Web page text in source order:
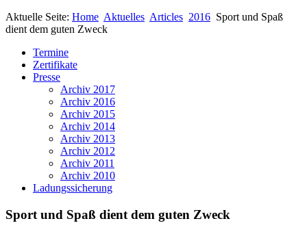
Aktuelle Seite: Home Aktuelles Articles 2016 Sport und Spaß
dient dem guten Zweck
Termine
Zertifikate
Presse
Archiv 2017
Archiv 2016
Archiv 2015
Archiv 2014
Archiv 2013
Archiv 2012
Archiv 2011
Archiv 2010
Ladungssicherung
Sport und Spaß dient dem guten Zweck